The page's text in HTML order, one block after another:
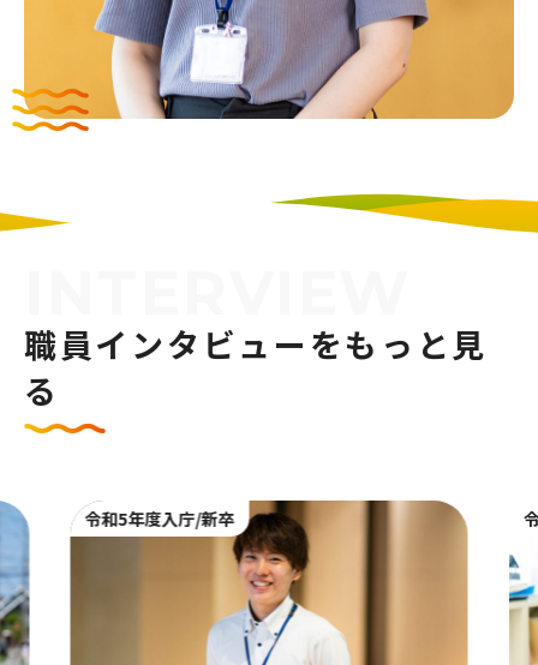
職員インタビューをもっと見
る
令和5年度入庁/新卒